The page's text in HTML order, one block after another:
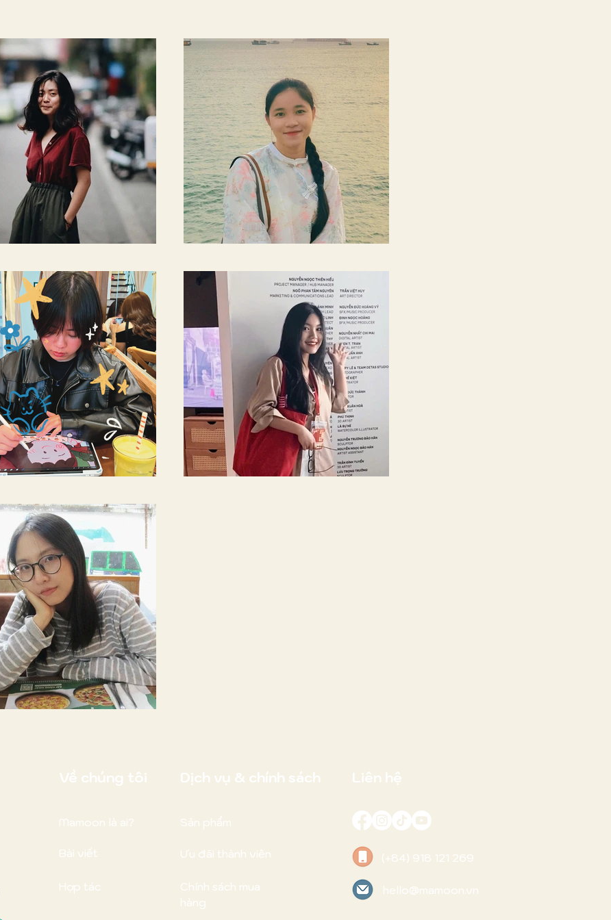
Về chúng tôi Dịch vụ & chính sách
Mamoon là ai? Sản phẩm
Bài viết Ưu đãi thành viên
Hợp tác
Chính sách mua
hàng
Liên hệ
(+84) 918 121 269
hello@mamoon.vn